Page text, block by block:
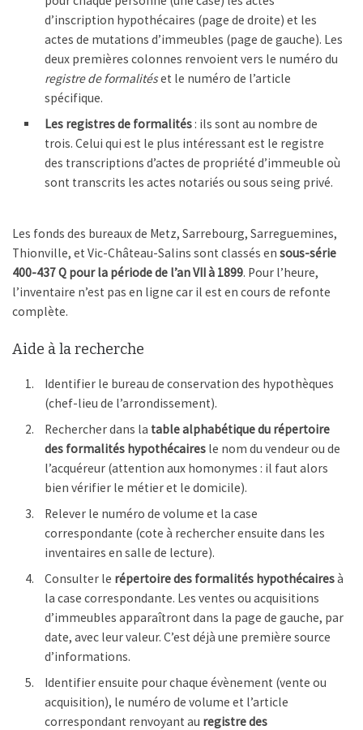
d’inscription hypothécaires (page de droite) et les
actes de mutations d’immeubles (page de gauche). Les
deux premières colonnes renvoient vers le numéro du
registre de formalitéset le numéro de l’article
spécifique.
Les registres de formalités : ils sont au nombre de
trois. Celui qui est le plus intéressant est le registre
des transcriptions d’actes de propriété d’immeuble où
sont transcrits les actes notariés ou sous seing privé.
Les fonds des bureaux de Metz, Sarrebourg, Sarreguemines,
Thionville, et Vic-Château-Salins sont classés en sous-série
400-437 Q pour la période de l’an VII à 1899. Pour l’heure,
l’inventaire n’est pas en ligne car il est en cours de refonte
complète.
Aide à la recherche
Identifier le bureau de conservation des hypothèques
(chef-lieu de l’arrondissement).
Rechercher dans la table alphabétique du répertoire
des formalités hypothécaires le nom du vendeur ou de
l’acquéreur (attention aux homonymes : il faut alors
bien vérifier le métier et le domicile).
Relever le numéro de volume et la case
correspondante (cote à rechercher ensuite dans les
inventaires en salle de lecture).
Consulter le répertoire des formalités hypothécairesà
la case correspondante. Les ventes ou acquisitions
d’immeubles apparaîtront dans la page de gauche, par
date, avec leur valeur. C’est déjà une première source
d’informations.
Identifier ensuite pour chaque évènement (vente ou
acquisition), le numéro de volume et l’article
correspondant renvoyant au registre des